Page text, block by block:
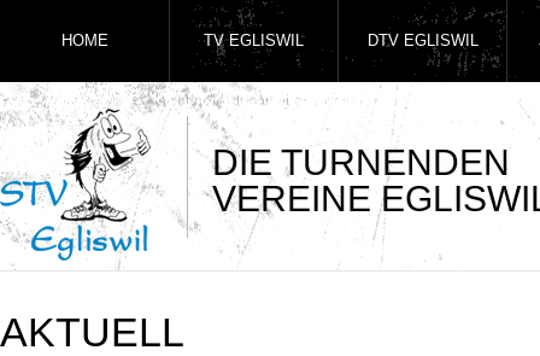
DIE TURNENDEN
VEREINE
HOME TV EGLISWIL DTV EGLISWIL
AKTUELL